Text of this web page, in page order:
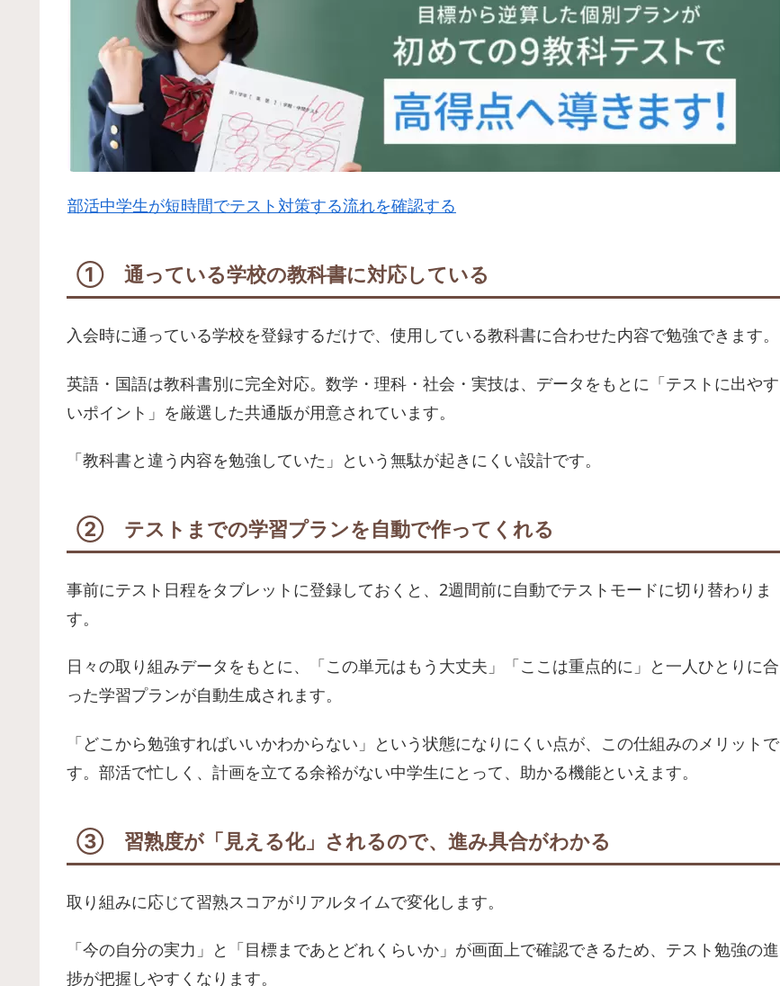
部活中学生が短時間でテスト対策する流れを確認する
① 通っている学校の教科書に対応している
入会時に通っている学校を登録するだけで、使用している教科書に合わせた内容で勉強できます。
英語・国語は教科書別に完全対応。数学・理科・社会・実技は、データをもとに「テストに出やす
いポイント」を厳選した共通版が用意されています。
「教科書と違う内容を勉強していた」という無駄が起きにくい設計です。
② テストまでの学習プランを自動で作ってくれる
事前にテスト日程をタブレットに登録しておくと、2週間前に自動でテストモードに切り替わりま
す。
日々の取り組みデータをもとに、「この単元はもう大丈夫」「ここは重点的に」と一人ひとりに合
った学習プランが自動生成されます。
「どこから勉強すればいいかわからない」という状態になりにくい点が、この仕組みのメリットで
す。部活で忙しく、計画を立てる余裕がない中学生にとって、助かる機能といえます。
③ 習熟度が「見える化」されるので、進み具合がわかる
取り組みに応じて習熟スコアがリアルタイムで変化します。
「今の自分の実力」と「目標まであとどれくらいか」が画面上で確認できるため、テスト勉強の進
捗が把握しやすくなります。